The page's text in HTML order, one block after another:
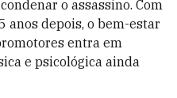
o assassino. Com
anos depois, o bem-estar
entra em
e psicológica ainda